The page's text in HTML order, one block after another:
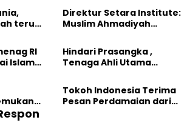
terus
Direktur Setara Institute:
Muslim Ahmadiyah
Dunia dari “Infrastruktur
Kemanusiaan”
RI
Islam
Hindari Prasangka ,
Tenaga Ahli Utama
fakta langsung
kehidupan Muslim
Ahmadiyah di Inggris
Tokoh Indonesia Terima
Pesan Perdamaian dari